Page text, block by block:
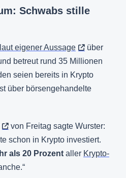
Schwabs stille
laut eigener Aussage
über
betreut rund 35 Millionen
seien bereits in Krypto
über börsengehandelte
von Freitag sagte Wurster:
schon in Krypto investiert.
als 20 Prozent aller Krypto-